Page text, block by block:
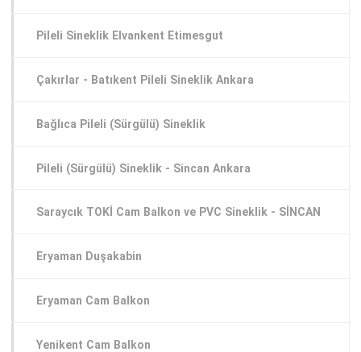
Pileli Sineklik Elvankent Etimesgut
Çakırlar - Batıkent Pileli Sineklik Ankara
Bağlıca Pileli (Sürgülü) Sineklik
Pileli (Sürgülü) Sineklik - Sincan Ankara
Saraycık TOKİ Cam Balkon ve PVC Sineklik - SİNCAN
Eryaman Duşakabin
Eryaman Cam Balkon
Yenikent Cam Balkon